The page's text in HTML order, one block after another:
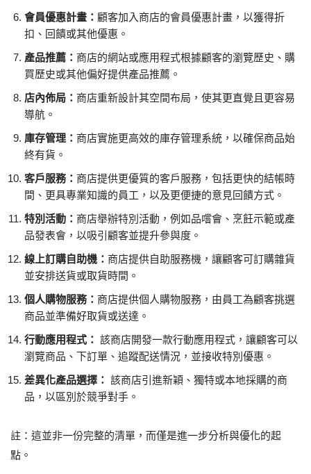
會員優惠計畫： 顧客加入商店的會員優惠計畫，以獲得折
扣、回饋或其他優惠。
產品推薦： 商店的網站或應用程式根據顧客的瀏覽歷史、購
買歷史或其他偏好提供產品推薦。
店內佈局： 商店重新設計其空間布局，使其更直覺且更容易
導航。
庫存管理： 商店實施更高效的庫存管理系統，以確保商品始
終有貨。
客戶服務： 商店提供更優質的客戶服務，包括更快的結帳時
間、更具專業知識的員工，以及更便捷的意見回饋方式。
特別活動： 商店舉辦特別活動，例如品嚐會、烹飪示範或產
品發表會，以吸引顧客並提升參與度。
線上訂購自助機： 商店提供自助服務機，讓顧客可訂購雜貨
並安排送貨或取貨時間。
個人購物服務： 商店提供個人購物服務，由員工為顧客挑選
商品並準備好取貨或送達。
行動應用程式： 該商店開發一款行動應用程式，讓顧客可以
瀏覽商品、下訂單、追蹤配送情況，並接收特別優惠。
差異化產品選擇： 該商店引進新穎、獨特或本地採購的商
品，以區別於競爭對手。
註：這並非一份完整的清單，而僅是進一步分析與優化的起
點。